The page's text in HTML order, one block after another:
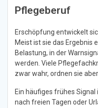
Pflegeberuf
Erschöpfung entwickelt
Meist ist sie das Ergebnis
Belastung, in der
werden. Viele
zwar wahr, ordnen sie
Ein häufiges frühes
nach freien Tagen oder